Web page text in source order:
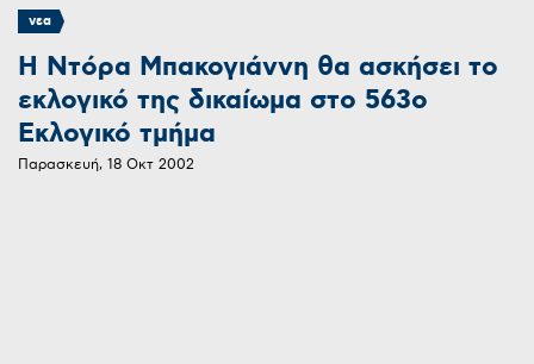
νεα
Η Ντόρα Μπακογιάννη θα ασκήσει το
εκλογικό της δικαίωμα στο 563ο
Εκλογικό τμήμα
Παρασκευή, 18 Οκτ 2002